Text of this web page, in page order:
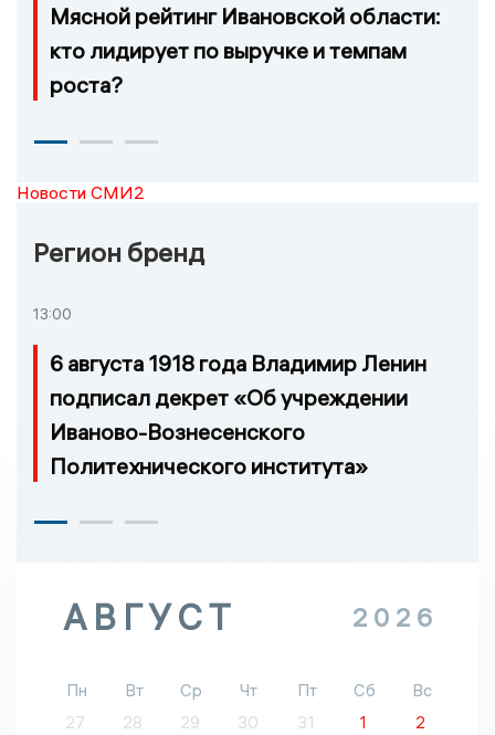
Мясной рейтинг Ивановской области:
кто лидирует по выручке и темпам
роста?
Новости СМИ2
Регион бренд
13:00
6 августа 1918 года Владимир Ленин
подписал декрет «Об учреждении
Иваново-Вознесенского
Политехнического института»
АВГУСТ 2026
Пн Вт Ср Чт Пт Сб
Вс
27
28 29 30 31 1
2